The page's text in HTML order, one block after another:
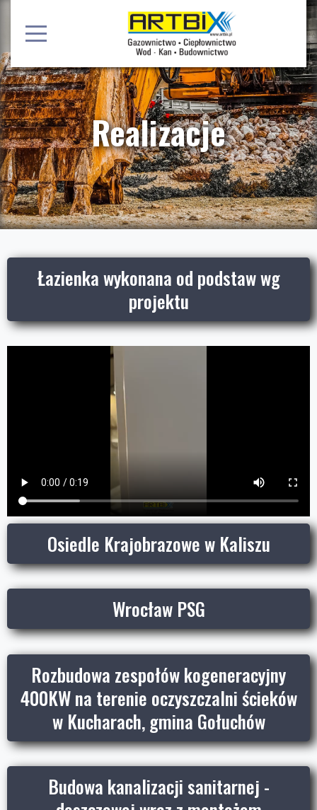
Realizacje
Łazienka wykonana od podstaw wg
projektu
Osiedle Krajobrazowe w Kaliszu
Wrocław PSG
Rozbudowa zespołów kogeneracyjny
400KW na terenie oczyszczalni ścieków
w Kucharach, gmina Gołuchów
Budowa kanalizacji sanitarnej -